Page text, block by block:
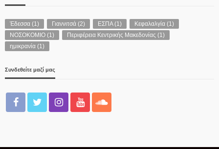
Έδεσσα (1) Γιαννιτσά (2) ΕΣΠΑ(1) Κεφαλαλγία (1)
ΝΟΣΟΚΟΜΙΟ (1) Περιφέρεια Κεντρικής Μακεδονίας (1)
ημικρανία (1)
Συνδεθείτε μαζί μας